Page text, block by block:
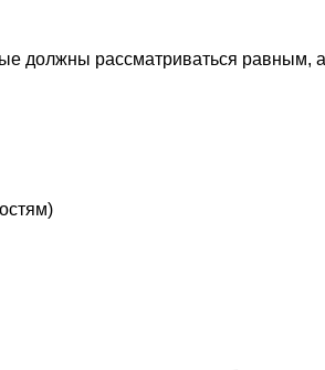
должны рассматриваться равным,